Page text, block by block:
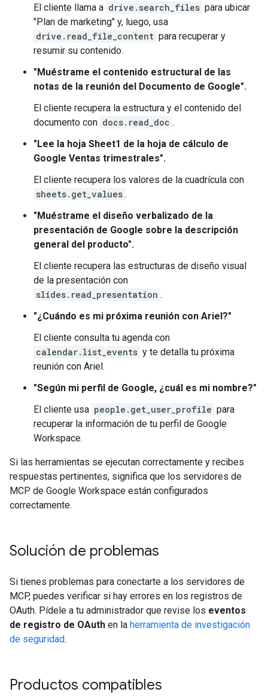
El cliente llama a drive.search_files para ubicar
"Plan de marketing" y, luego, usa
drive.read_file_content para recuperar y
resumir su contenido.
"Muéstrame el contenido estructural de las
notas de la reunión del Documento de Google".
El cliente recupera la estructura y el contenido del
documento con docs.read_doc .
"Lee la hoja Sheet1 de la hoja de cálculo de
Google Ventas trimestrales".
El cliente recupera los valores de la cuadrícula con
sheets.get_values .
"Muéstrame el diseño verbalizado de la
presentación de Google sobre la descripción
general del producto".
El cliente recupera las estructuras de diseño visual
de la presentación con
slides.read_presentation .
"¿Cuándo es mi próxima reunión con Ariel?"
El cliente consulta tu agenda con
calendar.list_events y te detalla tu próxima
reunión con Ariel.
"Según mi perfil de Google, ¿cuál es mi nombre?"
El cliente usa people.get_user_profile para
recuperar la información de tu perfil de Google
Workspace.
Si las herramientas se ejecutan correctamente y recibes
respuestas pertinentes, significa que los servidores de
MCP de Google Workspace están configurados
correctamente.
Solución de problemas
Si tienes problemas para conectarte a los servidores de
MCP, puedes verificar si hay errores en los registros de
OAuth. Pídele a tu administrador que revise los eventos
de registro de OAuth en la herramienta de investigación
de seguridad.
Productos compatibles